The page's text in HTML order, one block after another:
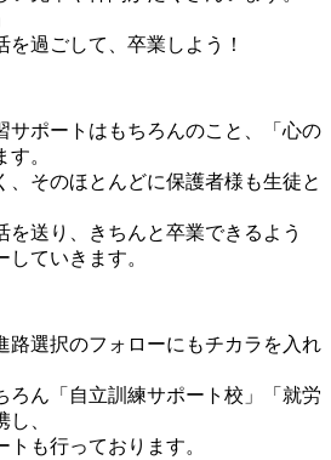
過ごして、卒業しよう！
サポートはもちろんのこと、「心の
。
、そのほとんどに保護者様も生徒と
を送り、きちんと卒業できるよう
ていきます。
選択のフォローにもチカラを入れ
ろん「自立訓練サポート校」「就労
、
トも行っております。